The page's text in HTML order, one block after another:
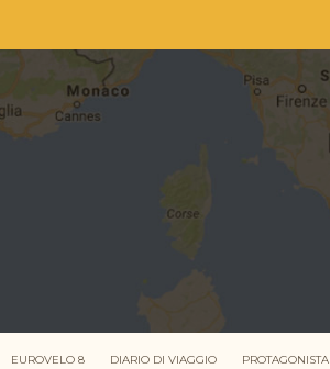
EUROVELO 8 DIARIO DI VIAGGIO PROTAGONISTA